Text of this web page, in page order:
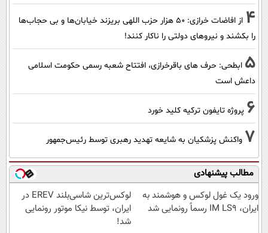
4
از افاضات خرازی: ۵۰ هزار حزب اللهی بریزند خیابان‌ها و بی حجاب‌ها
را بکشند و نیرو‌های دولتی را ناکار کنند!
5 ابطحی: حرف های باقرخرازی، افتتاح شعبه رسمی حکومت اسلامی
داعش است
6 پروژه تایفون ترکیه کلید خورد
7 واکنش پزشکیان به شایعه تهدید رهبری توسط رئیس‌جمهور
مطالب پیشنهادی
ورود یک غول لوکس و هوشمند به
ایران، IM LS9 رسماً رونمایی شد
لوکس‌ترین شاسی‌بلند EREV در
ایران، توسط نیکا موتور رونمایی
شد!